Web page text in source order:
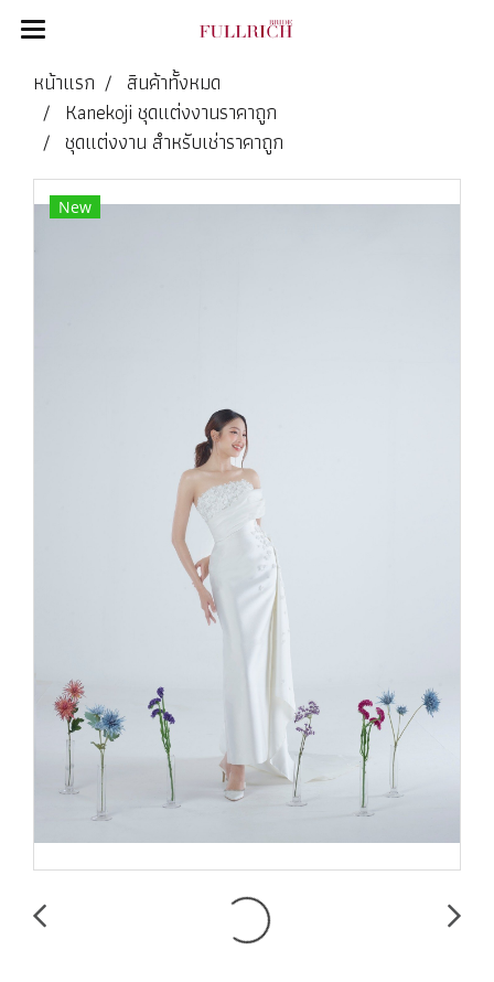
หน้าแรก
สินค้าทั้งหมด
Kanekoji ชุดแต่งงานราคาถูก
ชุดแต่งงาน สำหรับเช่าราคาถูก
New